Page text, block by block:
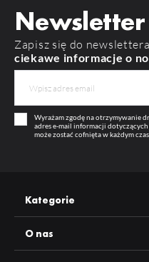
Newsletter
Zapisz się do newslettera
ciekawe informacje o
Wyrażam zgodę na otrzymywanie
adres e-mail informacji
może zostać cofnięta w każdym
Kategorie
O nas